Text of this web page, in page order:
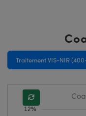
Traitement VIS-NIR
12%